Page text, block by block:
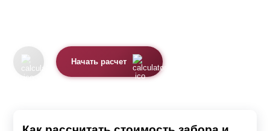
Начать расчет